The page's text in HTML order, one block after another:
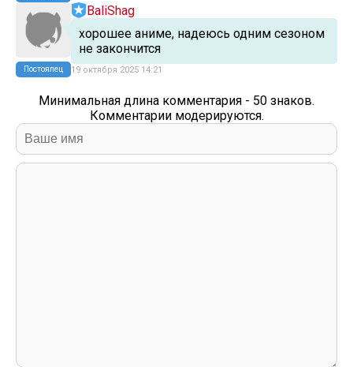
Постоялец
BaliShag
хорошее аниме, надеюсь одним сезоном
не закончится
19 октября 2025 14:21
Минимальная длина комментария - 50 знаков.
Комментарии модерируются.